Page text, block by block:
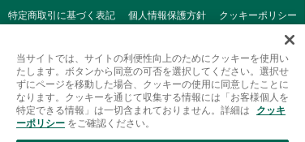
特定商取引に基づく表記 個人情報保護方針 クッキーポリシー
当サイトでは、サイトの利便性向上のためにクッキーを使用い
たします。ボタンから同意の可否を選択してください。選択せ
ずにページを移動した場合、クッキーの使用に同意したことに
なります。クッキーを通じて収集する情報には「お客様個人を
特定できる情報」は一切含まれておりません。詳細は
クッキ
ーポリシー をご確認ください。